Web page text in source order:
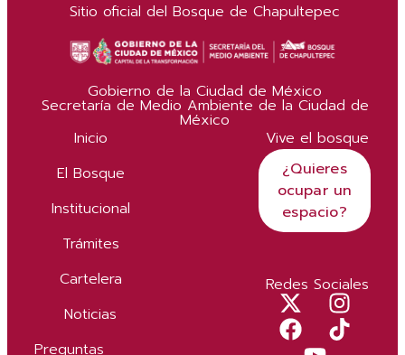
Sitio oficial del Bosque de Chapultepec
Gobierno de la Ciudad de México
Secretaría de Medio Ambiente de la Ciudad de
México
Inicio
El Bosque
Institucional
Trámites
Cartelera
Noticias
Preguntas
Vive el bosque
¿Quieres
ocupar un
espacio?
Redes Sociales